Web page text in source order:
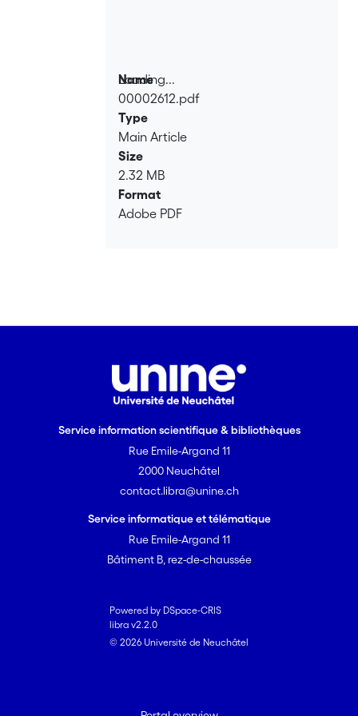
Loading...
Loading...
Name
00002612.pdf
Type
Main Article
Size
2.32 MB
Format
Adobe PDF
Service information scientifique & bibliothèques
Rue Emile-Argand 11
2000 Neuchâtel
contact.libra@unine.ch
Service informatique et télématique
Rue Emile-Argand 11
Bâtiment B, rez-de-chaussée
Powered by DSpace-CRIS
libra v2.2.0
© 2026 Université de Neuchâtel